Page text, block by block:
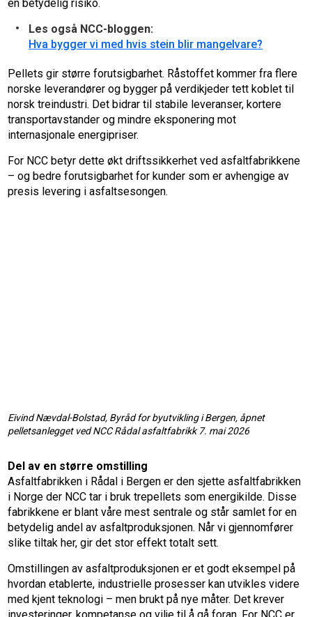
en betydelig risiko.
Les også NCC-bloggen:
Hva bygger vi med hvis stein blir mangelvare?
Pellets gir større forutsigbarhet. Råstoffet kommer fra flere
norske leverandører og bygger på verdikjeder tett koblet til
norsk treindustri. Det bidrar til stabile leveranser, kortere
transportavstander og mindre eksponering mot
internasjonale energipriser.
For NCC betyr dette økt driftssikkerhet ved asfaltfabrikkene
– og bedre forutsigbarhet for kunder som er avhengige av
presis levering i asfaltsesongen.
Eivind Nævdal-Bolstad, Byråd for byutvikling i Bergen, åpnet
pelletsanlegget ved NCC Rådal asfaltfabrikk 7. mai 2026
Del av en større omstilling
Asfaltfabrikken i Rådal i Bergen er den sjette asfaltfabrikken
i Norge der NCC tar i bruk trepellets som energikilde. Disse
fabrikkene er blant våre mest sentrale og står samlet for en
betydelig andel av asfaltproduksjonen. Når vi gjennomfører
slike tiltak her, gir det stor effekt totalt sett.
Omstillingen av asfaltproduksjonen er et godt eksempel på
hvordan etablerte, industrielle prosesser kan utvikles videre
med kjent teknologi – men brukt på nye måter. Det krever